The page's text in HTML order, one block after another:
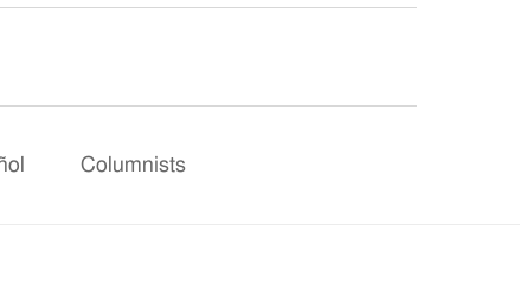
Columnists